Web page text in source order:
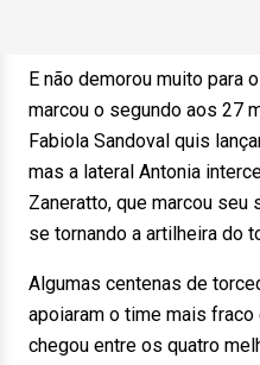
E não demorou muito para
marcou o segundo aos 27
Fabiola Sandoval quis
mas a lateral Antonia
Zaneratto, que marcou seu
se tornando a artilheira do
Algumas centenas de
apoiaram o time mais fraco
chegou entre os quatro